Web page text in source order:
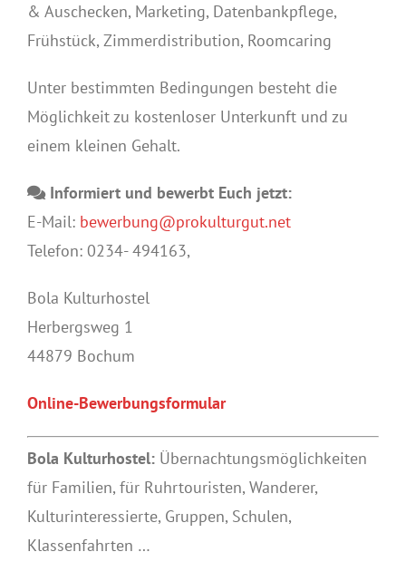
& Auschecken, Marketing, Datenbankpflege,
Frühstück, Zimmerdistribution, Roomcaring
Unter bestimmten Bedingungen besteht die
Möglichkeit zu kostenloser Unterkunft und zu
einem kleinen Gehalt.
Informiert und bewerbt Euch jetzt:
E-Mail: bewerbung@prokulturgut.net
Telefon: 0234- 494163,
Bola Kulturhostel
Herbergsweg 1
44879 Bochum
Online-Bewerbungsformular
Bola Kulturhostel: Übernachtungsmöglichkeiten
für Familien, für Ruhrtouristen, Wanderer,
Kulturinteressierte, Gruppen, Schulen,
Klassenfahrten …